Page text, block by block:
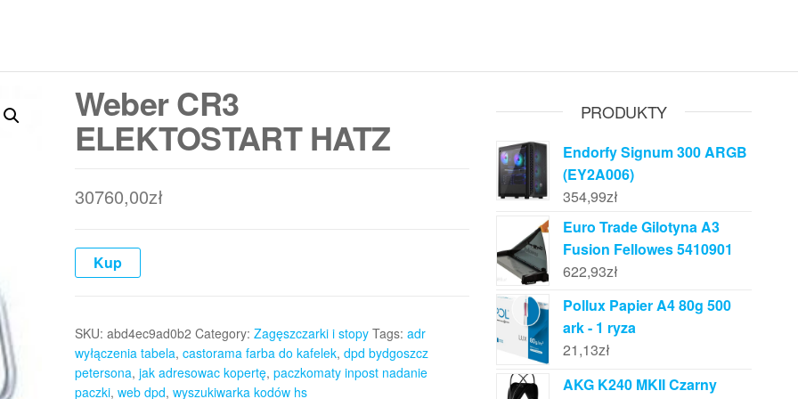
Weber CR3
ELEKTOSTART HATZ
30760,00zł
Kup
SKU: abd4ec9ad0b2 Category: Zagęszczarki i stopy Tags: adr
wyłączenia tabela, castorama farba do kafelek, dpd bydgoszcz
petersona, jak adresowac kopertę, paczkomaty inpost nadanie
paczki, web dpd, wyszukiwarka kodów hs
PRODUKTY
Endorfy Signum 300 ARGB
(EY2A006)
354,99zł
Euro Trade Gilotyna A3
Fusion Fellowes 5410901
622,93zł
Pollux Papier A4 80g 500
ark - 1 ryza
21,13zł
AKG K240 MKII Czarny